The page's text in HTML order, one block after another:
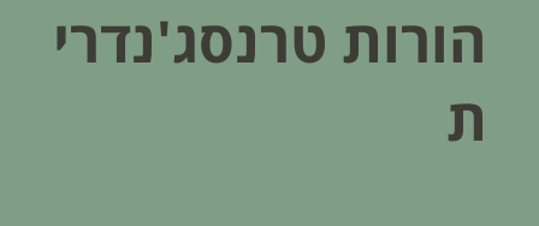
הורות טרנסג'נדרי
ת